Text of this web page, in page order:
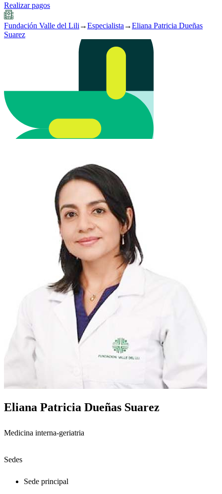
Realizar pagos
Fundación Valle del Lili →Especialista →Eliana Patricia Dueñas
Suarez
Eliana Patricia Dueñas Suarez
Medicina interna-geriatria
Sedes
Sede principal